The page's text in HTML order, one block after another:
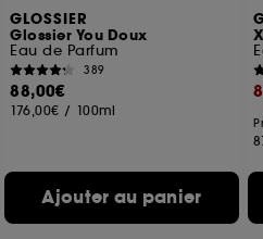
GLOSSIER
Glossier You Doux
Eau de Parfum
389
88,00€
176,00€ / 100ml
Ajouter au panier